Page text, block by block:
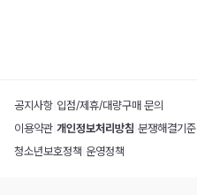
공지사항 입점/제휴/대량구매 문의
이용약관 개인정보처리방침 분쟁해결기준
청소년보호정책 운영정책